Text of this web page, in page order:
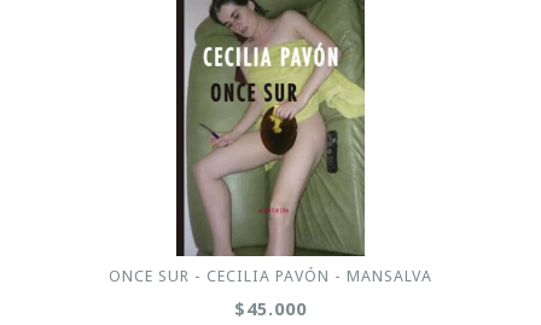
ONCE SUR - CECILIA PAVÓN - MANSALVA
$45.000